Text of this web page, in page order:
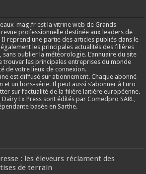
mag.fr est la vitrine web de Grands
professionnelle destinée aux leaders de
Il reprend une partie des articles publiés dans le
les principales actualités des filières
sans oublier la météorologie. L’annuaire du site
trouver les principales entreprises du monde
de votre lieux de connexion.
est diffusé sur abonnement. Chaque abonné
un hors-série. Il peut aussi s’abonner à Euro
sur l’actualité de la filière laitière européenne.
Ex Press sont édités par Comedpro SARL,
basée en Sarthe.
: les éleveurs réclament des
de terrain